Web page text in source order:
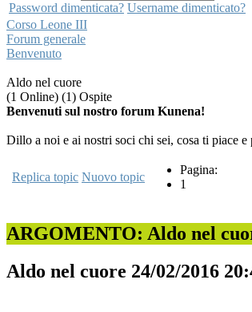
Password dimenticata? Username dimenticato?
Corso Leone III
Forum generale
Benvenuto
Aldo nel cuore
(1 Online) (1) Ospite
Benvenuti sul nostro forum Kunena!
Dillo a noi e ai nostri soci chi sei, cosa ti piace
Replica topic Nuovo topic
Pagina:
1
ARGOMENTO: Aldo nel
Aldo nel cuore 24/02/2016